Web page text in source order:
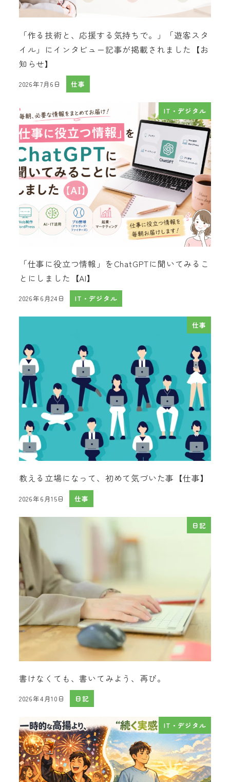
「作る技術と、応援する気持ちで。」「遊客スタ
イル」にインタビュー記事が掲載されました【お
知らせ】
投稿日
2026年7月6日 仕事
IT・デジタル
「仕事に役立つ情報」をChatGPTに聞いてみるこ
とにしました【AI】
投稿日
2026年6月24日 IT・デジタル
仕事
教える立場になって、初めて気づいた事【仕事】
投稿日
2026年6月15日 仕事
日記
書けなくても、書いてみよう、再び。
投稿日
2026年4月10日 日記
IT・デジタル